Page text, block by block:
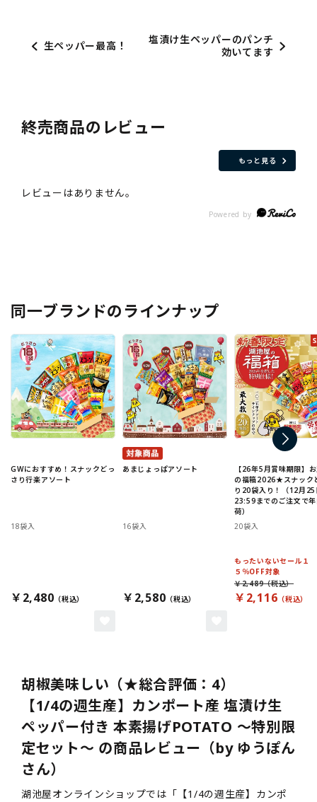
生ペッパー最高！
塩漬け生ペッパーのパンチ
効いてます
終売商品のレビュー
もっと見る
同一ブランドのラインナップ
GWにおすすめ！スナックどっ
さり行楽アソート
18袋入
￥2,480
あまじょっぱアソート
16袋入
￥2,580
【26年5月賞味期限】
の福箱2026★スナック
り20袋入り！（12月25
23:59までのご注文で
荷）
20袋入
もったいないセール１
５％OFF対象
￥2,116
￥2,489
胡椒美味しい（★総合評価：4）
【1/4の週生産】カンポート産 塩漬け生
ペッパー付き 本素揚げPOTATO ～特別限
定セット～ の商品レビュー（by ゆうぽん
さん）
湖池屋オンラインショップでは「【1/4の週生産】カンポ